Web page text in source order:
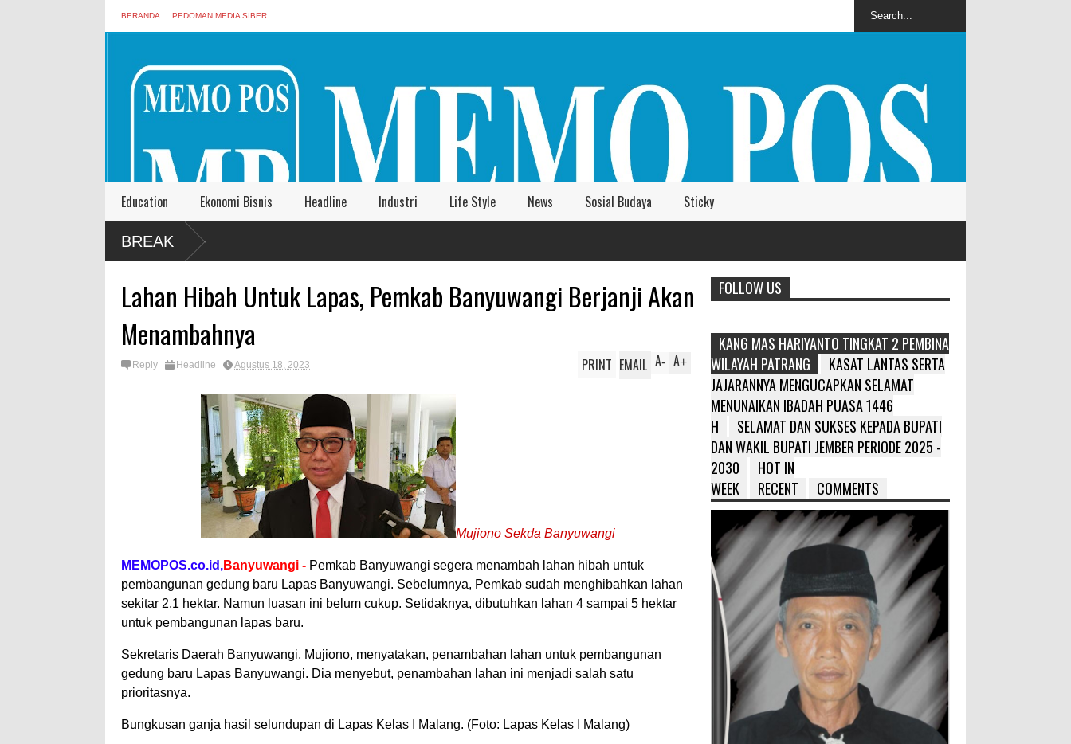
BERANDA PEDOMAN MEDIA SIBER
Education Ekonomi Bisnis Headline Industri Life Style News Sosial Budaya Sticky
BREAK
Lahan Hibah Untuk Lapas, Pemkab Banyuwangi Berjanji Akan
Menambahnya
Reply Headline Agustus 18, 2023 A+
A-
PRINT EMAIL
Mujiono Sekda Banyuwangi
MEMOPOS.co.id,Banyuwangi - Pemkab Banyuwangi segera menambah lahan hibah untuk
pembangunan gedung baru Lapas Banyuwangi. Sebelumnya, Pemkab sudah menghibahkan lahan
sekitar 2,1 hektar. Namun luasan ini belum cukup. Setidaknya, dibutuhkan lahan 4 sampai 5 hektar
untuk pembangunan lapas baru.
Sekretaris Daerah Banyuwangi, Mujiono, menyatakan, penambahan lahan untuk pembangunan
gedung baru Lapas Banyuwangi. Dia menyebut, penambahan lahan ini menjadi salah satu
prioritasnya.
Bungkusan ganja hasil selundupan di Lapas Kelas I Malang. (Foto: Lapas Kelas I Malang)
FOLLOW US
KANG MAS HARIYANTO TINGKAT 2 PEMBINA
WILAYAH PATRANG
KASAT LANTAS SERTA
JAJARANNYA MENGUCAPKAN SELAMAT
MENUNAIKAN IBADAH PUASA 1446
H
SELAMAT DAN SUKSES KEPADA BUPATI
DAN WAKIL BUPATI JEMBER PERIODE 2025 -
2030
HOT IN
WEEK
RECENT COMMENTS